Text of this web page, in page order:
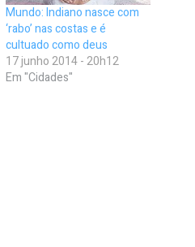
Mundo: Indiano nasce com
‘rabo’ nas costas e é
cultuado como deus
17 junho 2014 - 20h12
Em "Cidades"